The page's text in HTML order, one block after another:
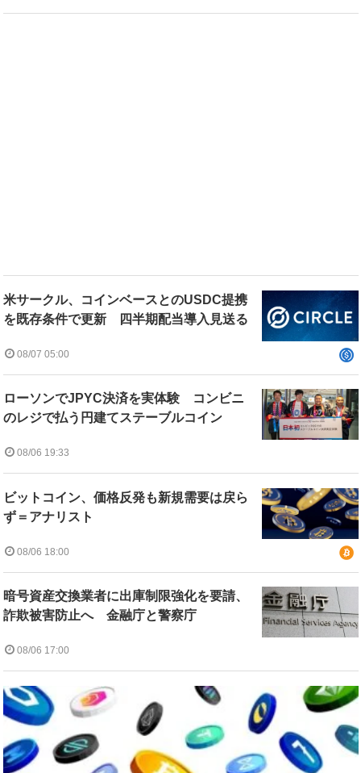
米サークル、コインベースとのUSDC提携
を既存条件で更新 四半期配当導入見送る
08/07 05:00
ローソンでJPYC決済を実体験 コンビニ
のレジで払う円建てステーブルコイン
08/06 19:33
ビットコイン、価格反発も新規需要は戻ら
ず＝アナリスト
08/06 18:00
暗号資産交換業者に出庫制限強化を要請、
詐欺被害防止へ 金融庁と警察庁
08/06 17:00